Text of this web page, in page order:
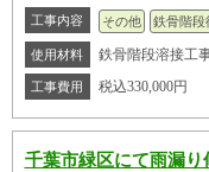
工事内容 その他 鉄骨階段
使用材料 鉄骨階段溶接工
工事費用 税込330,000円
千葉市緑区にて雨漏